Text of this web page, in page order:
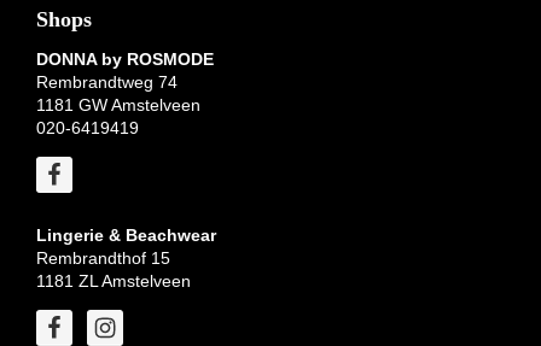
Shops
DONNA by ROSMODE
Rembrandtweg 74
1181 GW Amstelveen
020-6419419
Lingerie & Beachwear
Rembrandthof 15
1181 ZL Amstelveen